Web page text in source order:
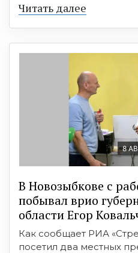
Читать далее
8
В Новозыбкове с
побывал врио
области Егор
Как сообщает РИА
посетил два местных